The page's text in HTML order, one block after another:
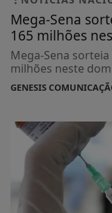
Mega-Sena
165 milhões
Mega-Sena
milhões neste
GENESIS